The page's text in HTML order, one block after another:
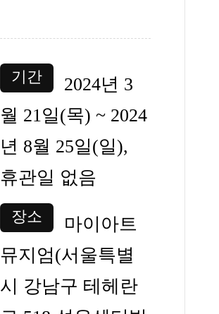
기간
2024년 3
월 21일(목) ~ 2024
년 8월 25일(일),
휴관일 없음
장소
마이아트
뮤지엄(서울특별
시 강남구 테헤란